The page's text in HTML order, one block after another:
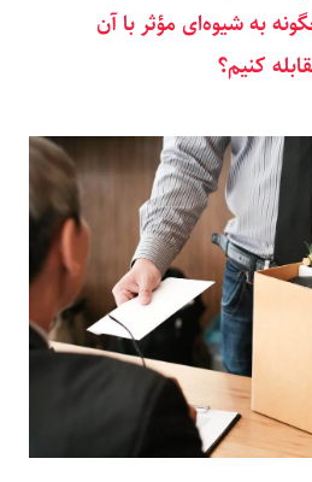
به شیوه‌ای مؤثر با آن
کنیم؟